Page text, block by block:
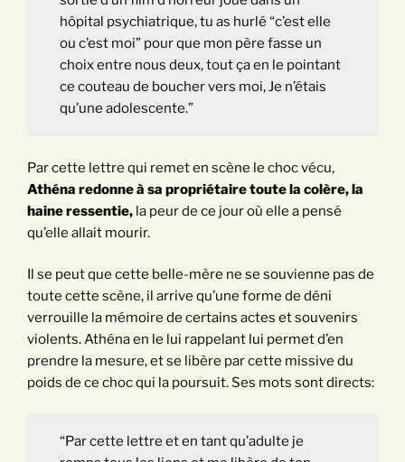
hôpital psychiatrique, tu as hurlé “c’est elle
ou c’est moi” pour que mon père fasse un
choix entre nous deux, tout ça en le pointant
ce couteau de boucher vers moi, Je n’étais
qu’une adolescente.”
Par cette lettre qui remet en scène le choc vécu,
Athéna redonne à sa propriétaire toute la colère, la
haine ressentie, la peur de ce jour où elle a pensé
qu’elle allait mourir.
Il se peut que cette belle-mère ne se souvienne pas de
toute cette scène, il arrive qu’une forme de déni
verrouille la mémoire de certains actes et souvenirs
violents. Athéna en le lui rappelant lui permet d’en
prendre la mesure, et se libère par cette missive du
poids de ce choc qui la poursuit. Ses mots sont directs:
“Par cette lettre et en tant qu’adulte je